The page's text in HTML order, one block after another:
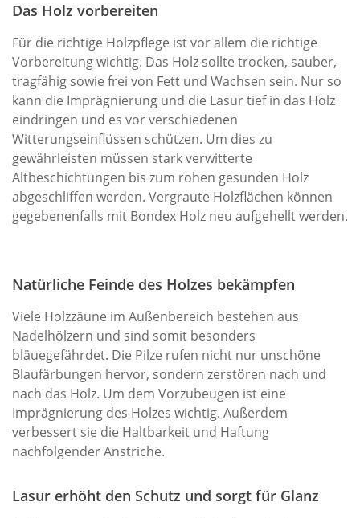
Das Holz vorbereiten
Für die richtige Holzpflege ist vor allem die richtige
Vorbereitung wichtig. Das Holz sollte trocken, sauber,
tragfähig sowie frei von Fett und Wachsen sein. Nur so
kann die Imprägnierung und die Lasur tief in das Holz
eindringen und es vor verschiedenen
Witterungseinflüssen schützen. Um dies zu
gewährleisten müssen stark verwitterte
Altbeschichtungen bis zum rohen gesunden Holz
abgeschliffen werden. Vergraute Holzflächen können
gegebenenfalls mit Bondex Holz neu aufgehellt werden.
Natürliche Feinde des Holzes bekämpfen
Viele Holzzäune im Außenbereich bestehen aus
Nadelhölzern und sind somit besonders
bläuegefährdet. Die Pilze rufen nicht nur unschöne
Blaufärbungen hervor, sondern zerstören nach und
nach das Holz. Um dem Vorzubeugen ist eine
Imprägnierung des Holzes wichtig. Außerdem
verbessert sie die Haltbarkeit und Haftung
nachfolgender Anstriche.
Lasur erhöht den Schutz und sorgt für Glanz